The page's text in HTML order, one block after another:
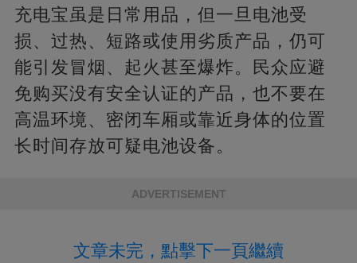
充电宝虽是日常用品，但一旦电池受
损、过热、短路或使用劣质产品，仍可
能引发冒烟、起火甚至爆炸。民众应避
免购买没有安全认证的产品，也不要在
高温环境、密闭车厢或靠近身体的位置
长时间存放可疑电池设备。
ADVERTISEMENT
文章未完，點擊下一頁繼續